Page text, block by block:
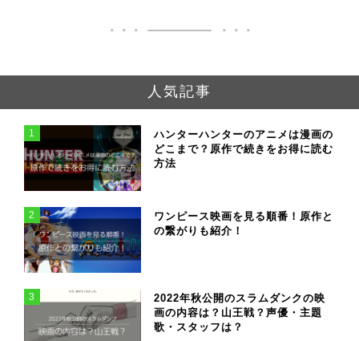
人気記事
1
ハンターハンターのアニメは漫画の
どこまで？原作で続きをお得に読む
方法
2
ワンピース映画を見る順番！原作と
の繋がりも紹介！
3
2022年秋公開のスラムダンクの映
画の内容は？山王戦？声優・主題
歌・スタッフは？